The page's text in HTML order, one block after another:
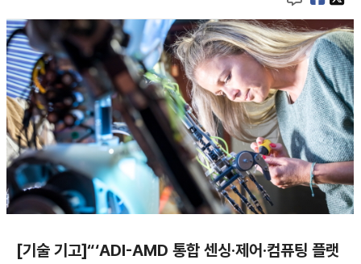
[기술 기고]“‘ADI-AMD 통합 센싱·제어·컴퓨팅 플랫